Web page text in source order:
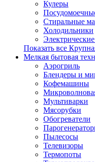
Кулеры
Стиральные
Холодильники
Показать все
Мелкая бытовая
Аэрогриль
Блендеры и
Кофемашины
Мультиварки
Мясорубки
Обогреватели
Пылесосы
Телевизоры
Термопоты